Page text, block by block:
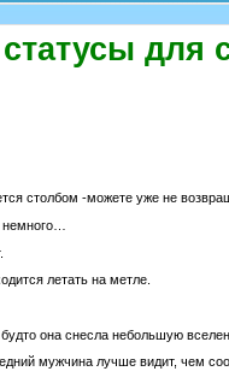
для
столбом -можете уже не
летать на метле.
она снесла небольшую
мужчина лучше видит, чем